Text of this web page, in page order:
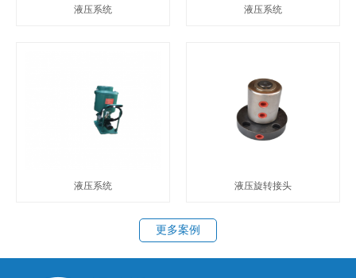
液压系统 液压系统
液压系统 液压旋转接头
更多案例